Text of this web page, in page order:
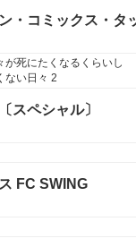
・コミックス・タ
死にたくなるくらいし
ない日々 2
スペシャル〕
FC SWING